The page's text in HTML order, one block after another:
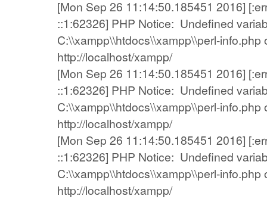
[Mon Sep 26 11:14:50.185451 2016]
::1:62326] PHP Notice: Undefined
C:\\xampp\\htdocs\\xampp\\perl-info.php
http://localhost/xampp/
[Mon Sep 26 11:14:50.185451 2016]
::1:62326] PHP Notice: Undefined
C:\\xampp\\htdocs\\xampp\\perl-info.php
http://localhost/xampp/
[Mon Sep 26 11:14:50.185451 2016]
::1:62326] PHP Notice: Undefined
C:\\xampp\\htdocs\\xampp\\perl-info.php
http://localhost/xampp/